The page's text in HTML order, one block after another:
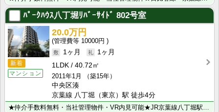
ﾊﾟｰｸﾊｳｽ八丁堀ﾘﾊﾞｰｻｲﾄﾞ 802号室
新着
マンション
20.0万円
10000円
1ヶ月
1ヶ月
1LDK
40.72㎡
2011年1月
（築15年）
中央区湊
京葉線 八丁堀（東京）駅 徒歩4分
★仲介手数料無料・当社管理物件・VR内見可能★JR京葉線八丁堀駅から徒歩4分♪複数沿線利用可能な好立･･･